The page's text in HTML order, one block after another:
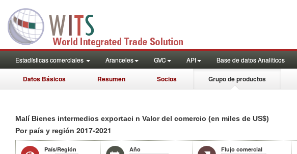
Estadísticas comerciales Aranceles GVC API Base de datos Analiticos
Datos Básicos Resumen Socios Grupo de productos
Malí Bienes intermedios exportaci n Valor del comercio (en miles de US$)
Por país y región 2017-2021
País/Región
Año
Flujo comercial